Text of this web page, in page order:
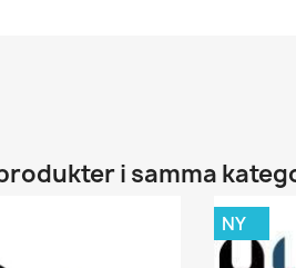
i samma
NY